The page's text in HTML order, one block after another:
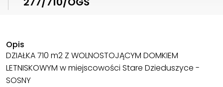
Opis
DZIAŁKA 710 m2 Z WOLNOSTOJĄCYM DOMKIEM
LETNISKOWYM w miejscowości Stare Dzieduszyce -
SOSNY